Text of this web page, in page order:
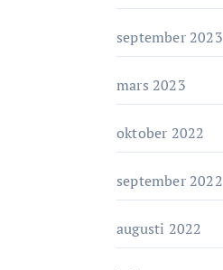
september 2023
mars 2023
oktober 2022
september 2022
augusti 2022